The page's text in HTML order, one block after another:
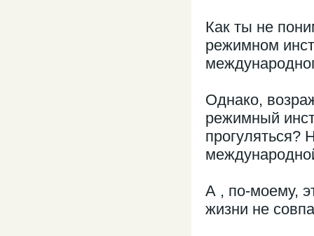
Как ты не
режимном
Однако,
режимный
прогуляться?
А , по-моему,
жизни не